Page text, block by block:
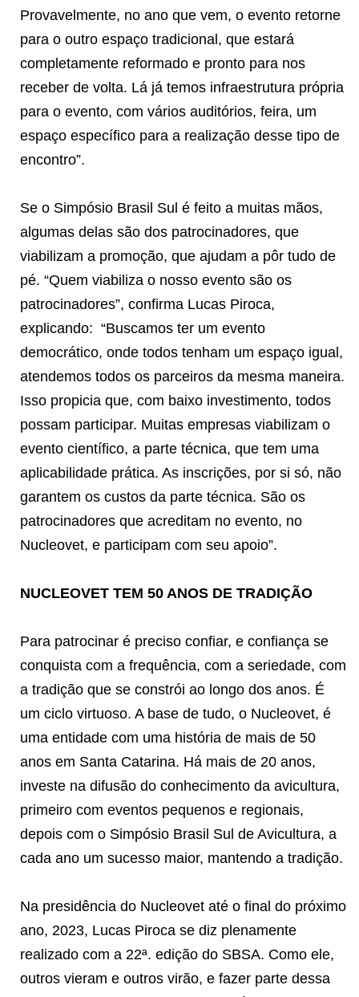
Provavelmente, no ano que vem, o evento retorne
para o outro espaço tradicional, que estará
completamente reformado e pronto para nos
receber de volta. Lá já temos infraestrutura própria
para o evento, com vários auditórios, feira, um
espaço específico para a realização desse tipo de
encontro”.
Se o Simpósio Brasil Sul é feito a muitas mãos,
algumas delas são dos patrocinadores, que
viabilizam a promoção, que ajudam a pôr tudo de
pé. “Quem viabiliza o nosso evento são os
patrocinadores”, confirma Lucas Piroca,
explicando: “Buscamos ter um evento
democrático, onde todos tenham um espaço igual,
atendemos todos os parceiros da mesma maneira.
Isso propicia que, com baixo investimento, todos
possam participar. Muitas empresas viabilizam o
evento científico, a parte técnica, que tem uma
aplicabilidade prática. As inscrições, por si só, não
garantem os custos da parte técnica. São os
patrocinadores que acreditam no evento, no
Nucleovet, e participam com seu apoio”.
NUCLEOVET TEM 50 ANOS DE TRADIÇÃO
Para patrocinar é preciso confiar, e confiança se
conquista com a frequência, com a seriedade, com
a tradição que se constrói ao longo dos anos. É
um ciclo virtuoso. A base de tudo, o Nucleovet, é
uma entidade com uma história de mais de 50
anos em Santa Catarina. Há mais de 20 anos,
investe na difusão do conhecimento da avicultura,
primeiro com eventos pequenos e regionais,
depois com o Simpósio Brasil Sul de Avicultura, a
cada ano um sucesso maior, mantendo a tradição.
Na presidência do Nucleovet até o final do próximo
ano, 2023, Lucas Piroca se diz plenamente
realizado com a 22ª. edição do SBSA. Como ele,
outros vieram e outros virão, e fazer parte dessa